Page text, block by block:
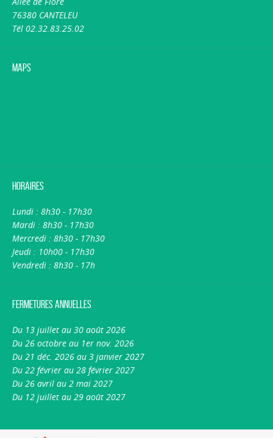
76380 CANTELEU
Tél 02.32.83.25.02
Maps
Horaires
Lundi : 8h30 - 17h30
Mardi : 8h30 - 17h30
Mercredi : 8h30 - 17h30
Jeudi : 10h00 - 17h30
Vendredi : 8h30 - 17h
Fermetures annuelles
Du 13 juillet au 30 août 2026
Du 26 octobre au 1er nov. 2026
Du 21 déc. 2026 au 3 janvier 2027
Du 22 février au 28 février 2027
Du 26 avril au 2 mai 2027
Du 12 juillet au 29 août 2027